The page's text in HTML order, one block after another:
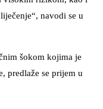
navodi se u
šokom kojima je
predlaže se prijem u